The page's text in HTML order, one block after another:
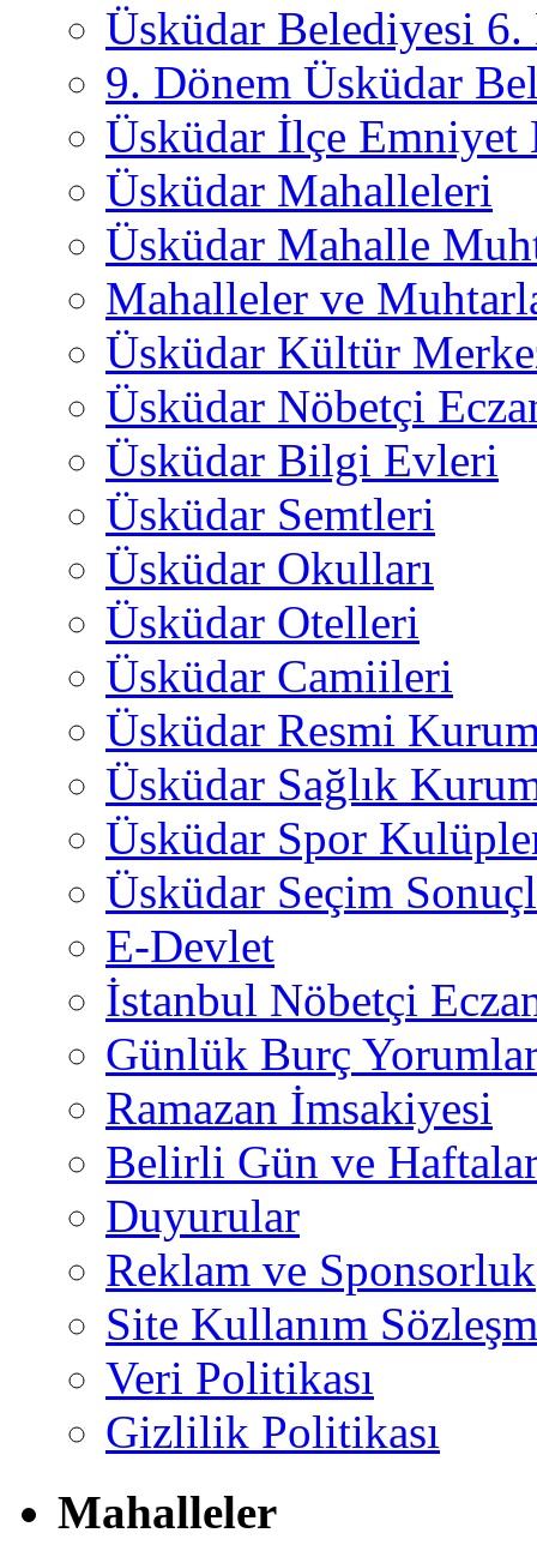
Üsküdar Belediyesi 6.
9. Dönem Üsküdar
Üsküdar İlçe
Üsküdar Mahalleleri
Üsküdar Mahalle
Mahalleler ve
Üsküdar Kültür
Üsküdar Nöbetçi
Üsküdar Bilgi Evleri
Üsküdar Semtleri
Üsküdar Okulları
Üsküdar Otelleri
Üsküdar Camiileri
Üsküdar Resmi
Üsküdar Sağlık
Üsküdar Spor
Üsküdar Seçim
E-Devlet
İstanbul Nöbetçi
Günlük Burç
Ramazan İmsakiyesi
Belirli Gün ve
Duyurular
Reklam ve Sponsorluk
Site Kullanım
Veri Politikası
Gizlilik Politikası
Mahalleler